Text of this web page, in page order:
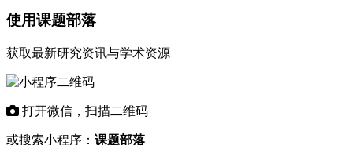
使用课题部落
获取最新研究资讯与学术资源
打开微信，扫描二维码
或搜索小程序： 课题部落